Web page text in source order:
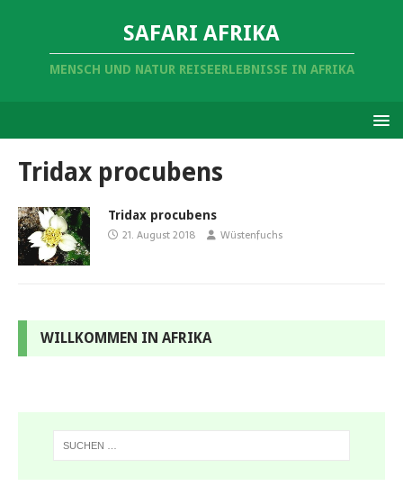
SAFARI AFRIKA
MENSCH UND NATUR REISEERLEBNISSE IN AFRIKA
Tridax procubens
Tridax procubens
21. August 2018 Wüstenfuchs
WILLKOMMEN IN AFRIKA